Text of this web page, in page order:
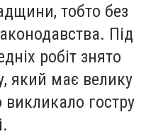
тобто без
Під
робіт знято
який має велику
викликало гостру